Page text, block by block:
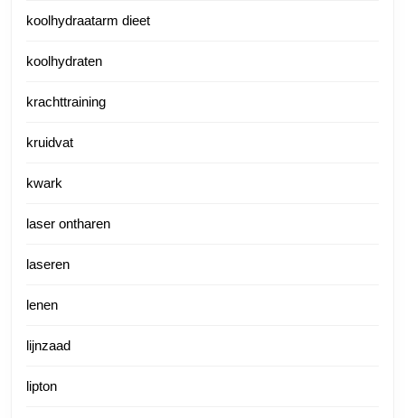
koolhydraatarm dieet
koolhydraten
krachttraining
kruidvat
kwark
laser ontharen
laseren
lenen
lijnzaad
lipton